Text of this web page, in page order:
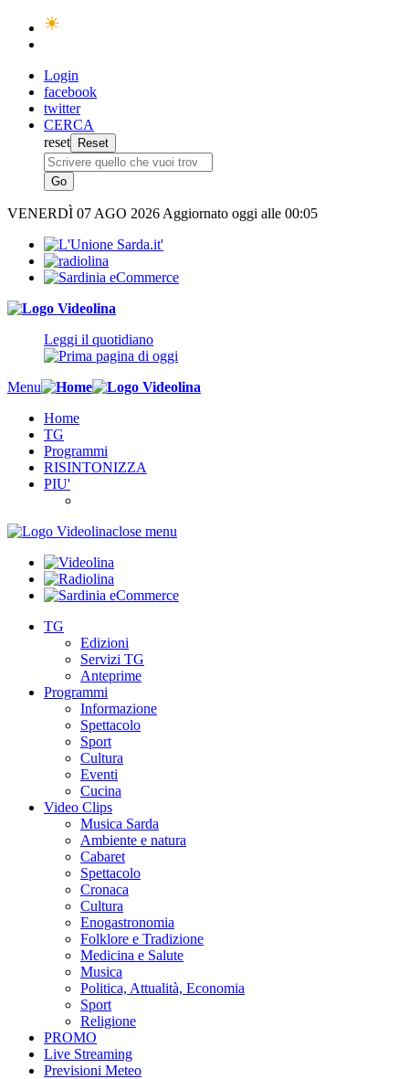
Login
facebook
twitter
CERCA
reset
VENERDÌ 07 AGO 2026 Aggiornato oggi alle 00:05
Leggi il quotidiano
Menu
Home
TG
Programmi
RISINTONIZZA
PIU'
close menu
TG
Edizioni
Servizi TG
Anteprime
Programmi
Informazione
Spettacolo
Sport
Cultura
Eventi
Cucina
Video Clips
Musica Sarda
Ambiente e natura
Cabaret
Spettacolo
Cronaca
Cultura
Enogastronomia
Folklore e Tradizione
Medicina e Salute
Musica
Politica, Attualità, Economia
Sport
Religione
PROMO
Live Streaming
Previsioni Meteo